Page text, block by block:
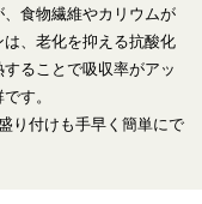
食物繊維やカリウムが
、老化を抑える抗酸化
ることで吸収率がアッ
す。
り付けも手早く簡単にで